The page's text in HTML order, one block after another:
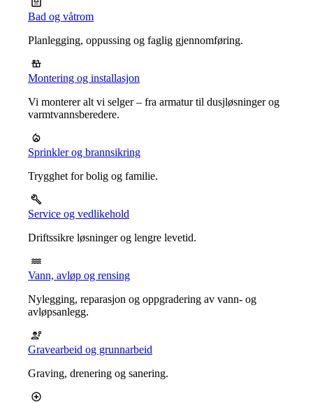
Bad og våtrom
Planlegging, oppussing og faglig gjennomføring.
Montering og installasjon
Vi monterer alt vi selger – fra armatur til dusjløsninger og
varmtvannsberedere.
Sprinkler og brannsikring
Trygghet for bolig og familie.
Service og vedlikehold
Driftssikre løsninger og lengre levetid.
Vann, avløp og rensing
Nylegging, reparasjon og oppgradering av vann- og
avløpsanlegg.
Gravearbeid og grunnarbeid
Graving, drenering og sanering.